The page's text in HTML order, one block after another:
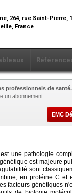
264, rue Saint-Pierre,
France
professionnels de santé.
un abonnement.
EMC
une pathologie
est majeure
sont
en protéine C
facteurs génétiques